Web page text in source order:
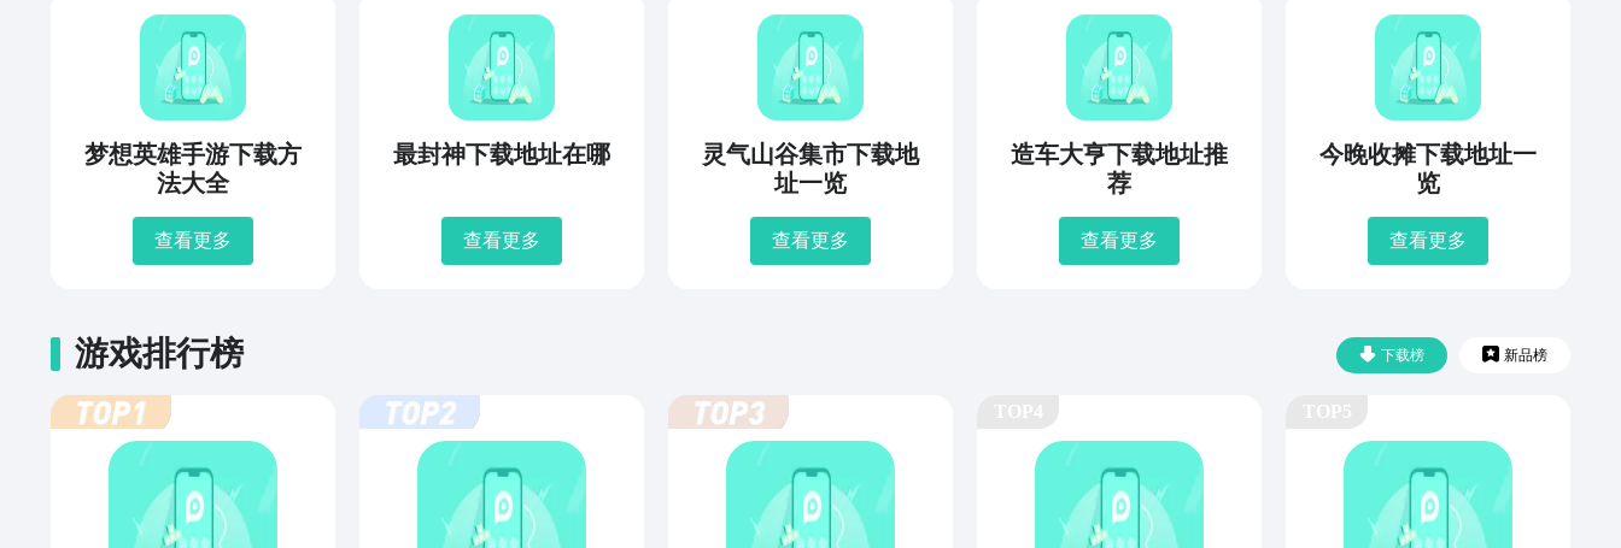
梦想英雄手游下载方
法大全
查看更多
最封神下载地址在哪
查看更多
灵气山谷集市下载地
址一览
查看更多
造车大亨下载地址推
荐
查看更多
今晚收摊下载地址一
览
查看更多
下载榜 新品榜
游戏排行榜